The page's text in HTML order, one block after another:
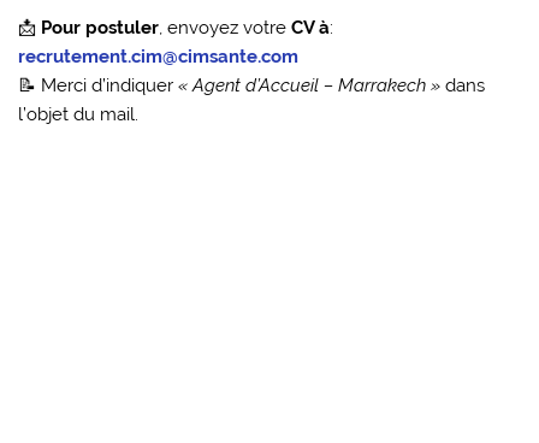
📩 Pour postuler, envoyez votre CV à:
recrutement.cim@cimsante.com
📝 Merci d’indiquer « Agent d’Accueil – Marrakech » dans
l’objet du mail.